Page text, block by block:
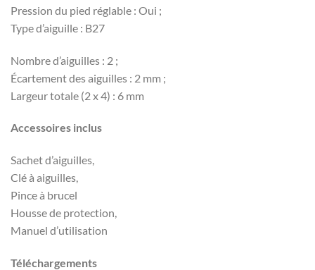
Pression du pied réglable : Oui ;
Type d’aiguille : B27
Nombred’aiguilles : 2 ;
Écartement des aiguilles : 2 mm ;
Largeur totale (2 x 4) : 6 mm
Accessoires inclus
Sachet d’aiguilles,
Clé à aiguilles,
Pince à brucel
Housse de protection,
Manuel d’utilisation
Téléchargements